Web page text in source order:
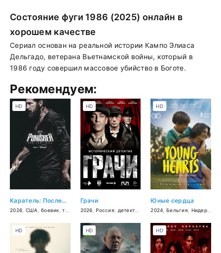
Состояние фуги 1986 (2025) онлайн в
хорошем качестве
Сериал основан на реальной истории Кампо Элиаса
Дельгадо, ветерана Вьетнамской войны, который в
1986 году совершил массовое убийство в Боготе.
Рекомендуем:
Каратель: Последнее убийство
2026 США ,боевик ,триллер ,драма,криминал, приключения
HD
Грачи
2026 ,Россия детектив история ,боевик
HD
Юные сердца
2024 Бельгия Нидерланды
HD
HD HD HD